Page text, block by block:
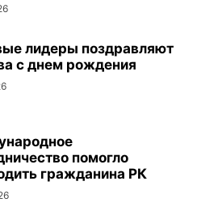
лидеры поздравляют
с днем рождения
помогло
гражданина РК